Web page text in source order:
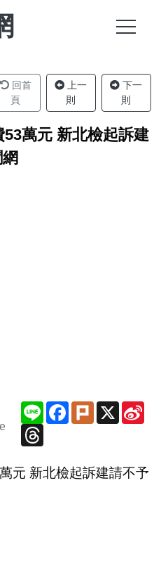
回首
頁
上一
則
下一
則
萬元 新北檢起訴建
Line Facebook
PlurkX
Threads
元 新北檢起訴建請不予